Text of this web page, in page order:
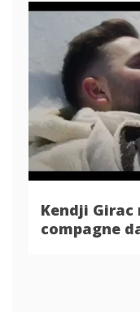
Kendji Girac
compagne